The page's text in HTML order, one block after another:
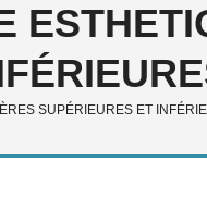
SUPÉRIEURES ET